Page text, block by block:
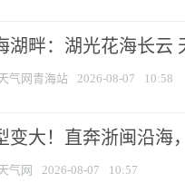
湖畔：湖光花海长云
气网青海站 2026-08-07 10:58
变大！直奔浙闽沿海
气网 2026-08-07 10:57